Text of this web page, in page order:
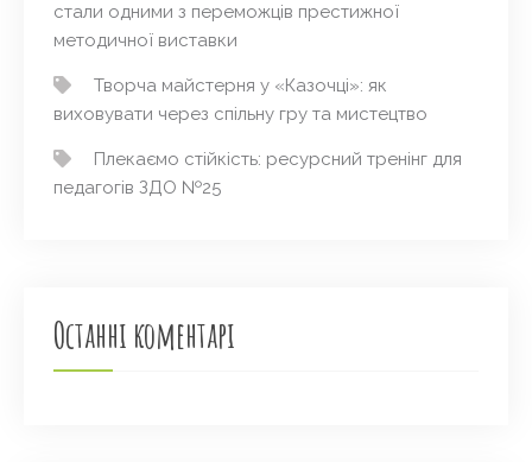
стали одними з переможців престижної
методичної виставки
Творча майстерня у «Казочці»: як
виховувати через спільну гру та мистецтво
Плекаємо стійкість: ресурсний тренінг для
педагогів ЗДО №25
Останні коментарі